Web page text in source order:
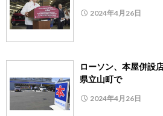
2024年4月26日
ローソン、本屋併設
県立山町で
2024年4月26日